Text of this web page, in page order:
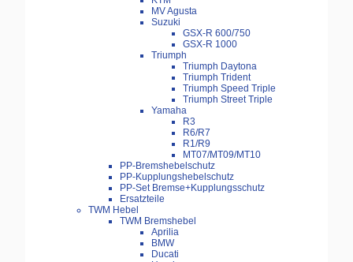
MV Agusta
Suzuki
GSX-R 600/750
GSX-R 1000
Triumph
Triumph Daytona
Triumph Trident
Triumph Speed Triple
Triumph Street Triple
Yamaha
R3
R6/R7
R1/R9
MT07/MT09/MT10
PP-Bremshebelschutz
PP-Kupplungshebelschutz
PP-Set Bremse+Kupplungsschutz
Ersatzteile
TWM Hebel
TWM Bremshebel
Aprilia
BMW
Ducati